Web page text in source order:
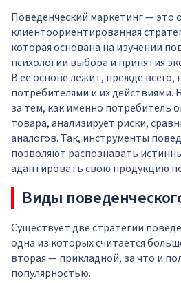
Поведенческий маркетинг — это
клиентоориентированная
которая основана на изучении
психологии выбора и принятия
В ее основе лежит, прежде всего,
потребителями и их
за тем, как именно потребитель
товара, анализирует риски,
аналогов. Так, инструменты
позволяют распознавать
адаптировать свою продукцию
Виды
Существует две стратегии
одна из которых считается
вторая — прикладной, за что и
популярностью.